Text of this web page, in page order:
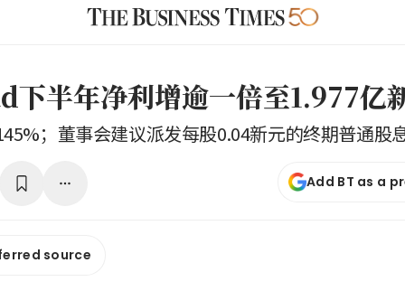
半年净利增逾一倍至1.977亿
；董事会建议派发每股0.04新元的终期普通股
Add BT as a
source